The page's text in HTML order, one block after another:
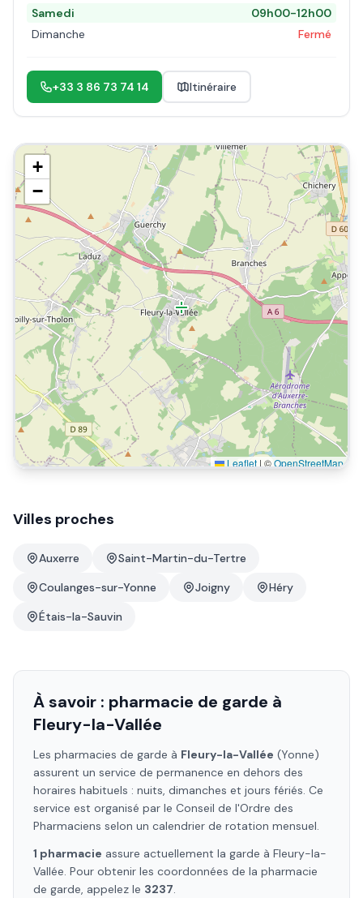
Samedi
09h00-12h00
Dimanche
Fermé
+33 3 86 73 74 14 Itinéraire
+
−
Leaflet | ©OpenStreetMap
Villes proches
Auxerre
Saint-Martin-du-Tertre
Coulanges-sur-Yonne
Joigny
Héry
Étais-la-Sauvin
À savoir : pharmacie de garde à
Fleury-la-Vallée
Les pharmacies de garde à Fleury-la-Vallée (Yonne)
assurent un service de permanence en dehors des
horaires habituels : nuits, dimanches et jours fériés. Ce
service est organisé par le Conseil de l'Ordre des
Pharmaciens selon un calendrier de rotation mensuel.
1 pharmacie assure actuellement la garde à Fleury-la-
Vallée. Pour obtenir les coordonnées de la pharmacie
de garde, appelez le 3237.